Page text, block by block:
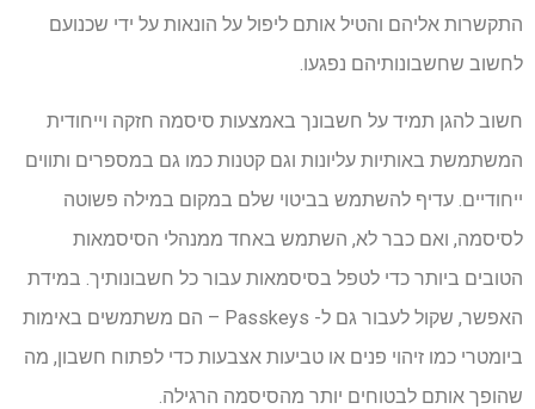
התקשרות אליהם והטיל אותם ליפול על הונאות על ידי שכנועם
לחשוב שחשבונותיהם נפגעו.
חשוב להגן תמיד על חשבונך באמצעות סיסמה חזקה וייחודית
המשתמשת באותיות עליונות וגם קטנות כמו גם במספרים ותווים
ייחודיים. עדיף להשתמש בביטוי שלם במקום במילה פשוטה
לסיסמה, ואם כבר לא, השתמש באחד ממנהלי הסיסמאות
הטובים ביותר כדי לטפל בסיסמאות עבור כל חשבונותיך. במידת
האפשר, שקול לעבור גם ל- Passkeys – הם משתמשים באימות
ביומטרי כמו זיהוי פנים או טביעות אצבעות כדי לפתוח חשבון, מה
שהופך אותם לבטוחים יותר מהסיסמה הרגילה.